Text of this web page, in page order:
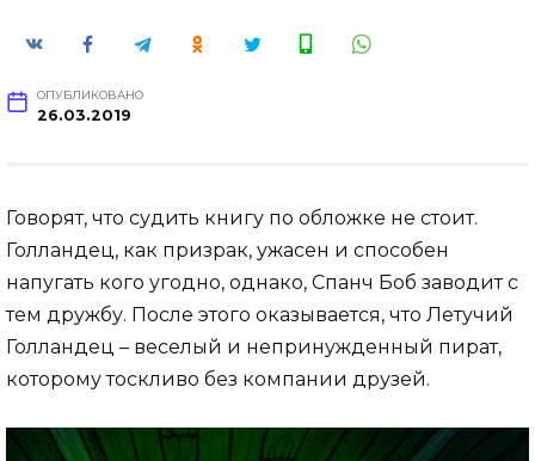
ОПУБЛИКОВАНО
26.03.2019
Говорят, что судить книгу по обложке не стоит.
Голландец, как призрак, ужасен и способен
напугать кого угодно, однако, Спанч Боб заводит с
тем дружбу. После этого оказывается, что Летучий
Голландец – веселый и непринужденный пират,
которому тоскливо без компании друзей.